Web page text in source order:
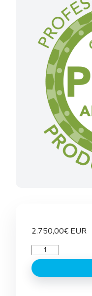
2.750,00€ EUR
Ticket
Professional
Scrum